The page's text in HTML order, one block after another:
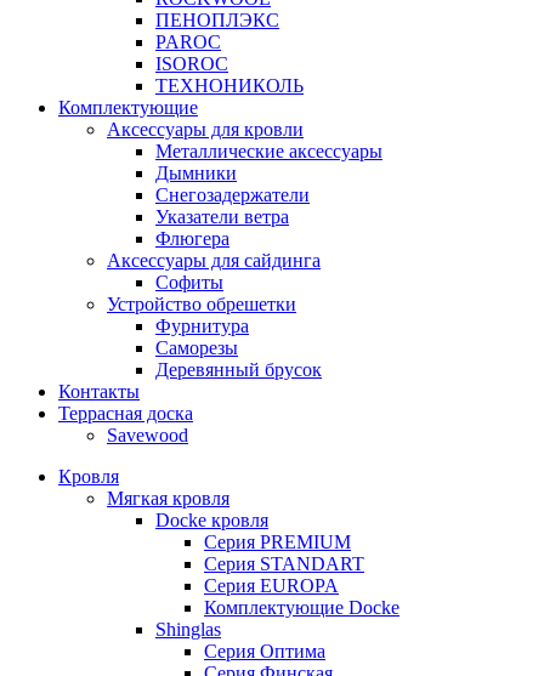
ПЕНОПЛЭКС
PAROC
ISOROC
ТЕХНОНИКОЛЬ
Комплектующие
Аксессуары для кровли
Металлические аксессуары
Дымники
Снегозадержатели
Указатели ветра
Флюгера
Аксессуары для сайдинга
Софиты
Устройство обрешетки
Фурнитура
Саморезы
Деревянный брусок
Контакты
Террасная доска
Savewood
Кровля
Мягкая кровля
Docke кровля
Серия PREMIUM
Серия STANDART
Серия EUROPA
Комплектующие Docke
Shinglas
Серия Оптима